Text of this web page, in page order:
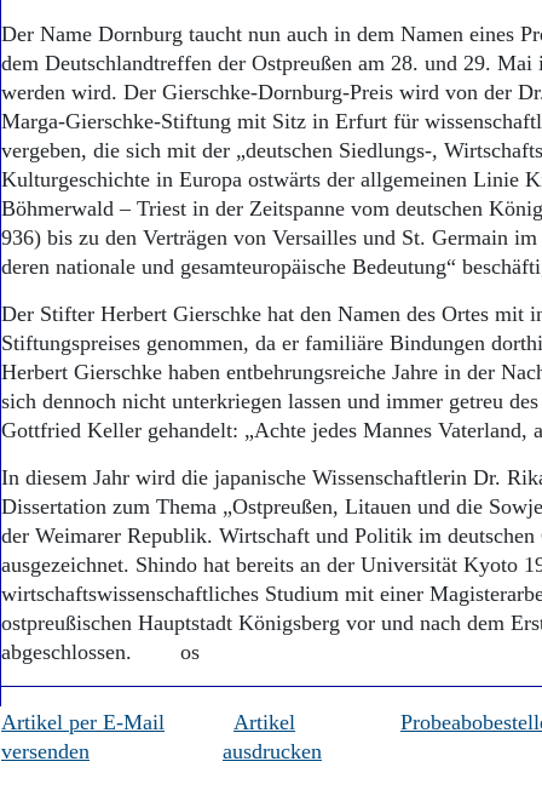
Kontakt
Impressum
Datenschutz
Der Name Dornburg taucht nun auch in dem Namen eines
dem Deutschlandtreffen der Ostpreußen am 28. und 29.
werden wird. Der Gierschke-Dornburg-Preis wird von der
Marga-Gierschke-Stiftung mit Sitz in Erfurt für
vergeben, die sich mit der „deutschen Siedlungs-,
Kulturgeschichte in Europa ostwärts der allgemeinen Linie
Böhmerwald – Triest in der Zeitspanne vom deutschen
936) bis zu den Verträgen von Versailles und St. Germain im
deren nationale und gesamteuropäische Bedeutung“
Der Stifter Herbert Gierschke hat den Namen des Ortes mit
Stiftungspreises genommen, da er familiäre Bindungen
Herbert Gierschke haben entbehrungsreiche Jahre in der
sich dennoch nicht unterkriegen lassen und immer getreu
Gottfried Keller gehandelt: „Achte jedes Mannes Vaterland,
In diesem Jahr wird die japanische Wissenschaftlerin Dr.
Dissertation zum Thema „Ostpreußen, Litauen und die
der Weimarer Republik. Wirtschaft und Politik im deutschen
ausgezeichnet. Shindo hat bereits an der Universität Kyoto
wirtschaftswissenschaftliches Studium mit einer
ostpreußischen Hauptstadt Königsberg vor und nach dem
abgeschlossen. os
Artikel per E-Mail
versenden
Artikel
ausdrucken